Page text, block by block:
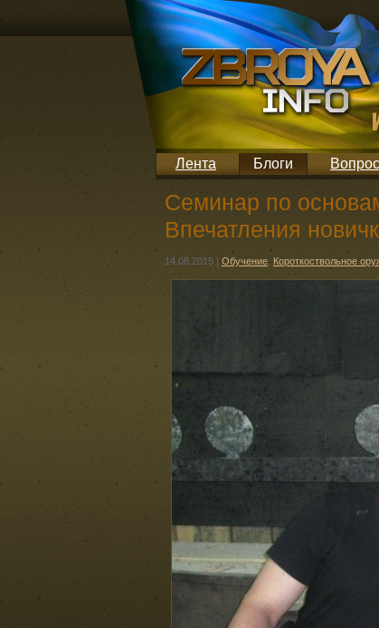
Лента Блоги
Семинар по
Впечатления
14.08.2015 | Обучение Короткоствольное